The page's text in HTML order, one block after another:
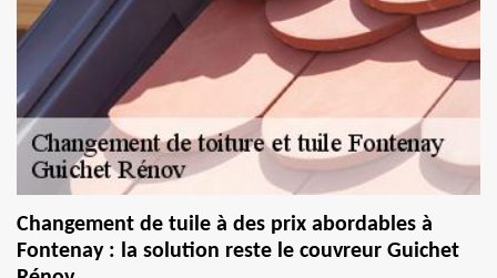
Changement de tuile à des prix abordables à
Fontenay : la solution reste le couvreur Guichet